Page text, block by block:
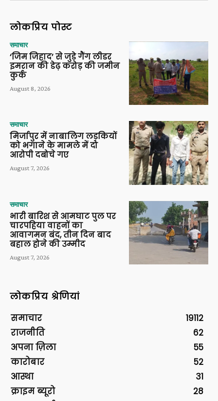
लोकप्रिय पोस्ट
समाचार
‘जिम जिहाद’ से जुड़े गैंग लीडर
इमरान की डेढ़ करोड़ की जमीन
कुर्क
August 8, 2026
समाचार
मिर्जापुर में नाबालिग लड़कियों
को भगाने के मामले में दो
आरोपी दबोचे गए
August 7, 2026
समाचार
भारी बारिश से आमघाट पुल पर
चारपहिया वाहनों का
आवागमन बंद, तीन दिन बाद
बहाल होने की उम्मीद
August 7, 2026
लोकप्रिय श्रेणियां
समाचार
19112
राजनीति
62
अपना ज़िला
55
कारोबार
52
आस्था
31
क्राइम ब्यूरो
28